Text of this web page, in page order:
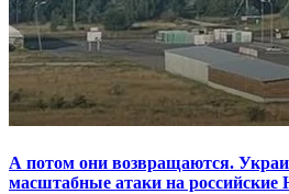
А потом они возвращаются.
масштабные атаки на российские